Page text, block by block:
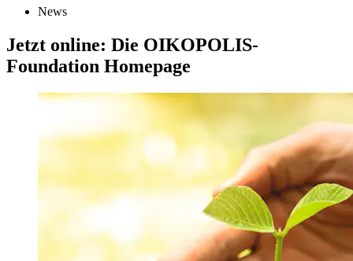
News
Jetzt online: Die OIKOPOLIS-
Foundation Homepage